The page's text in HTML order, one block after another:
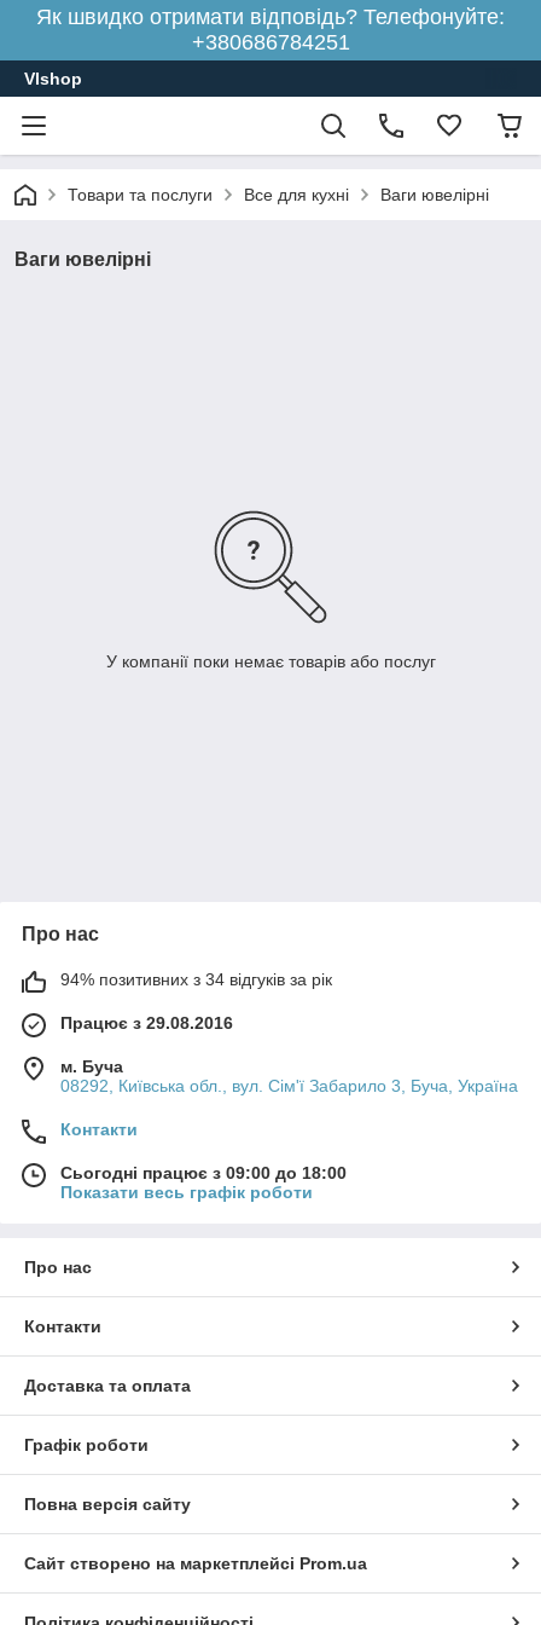
Як швидко отримати відповідь? Телефонуйте:
+380686784251
Vlshop
Товари та послуги Все для кухні Ваги ювелірні
Ваги ювелірні
У компанії поки немає товарів або послуг
Про нас
94% позитивних з 34 відгуків за рік
Працює з 29.08.2016
м. Буча
08292, Київська обл., вул. Сім'ї Забарило 3, Буча, Україна
Контакти
Сьогодні працює з 09:00 до 18:00
Показати весь графік роботи
Про нас
Контакти
Доставка та оплата
Графік роботи
Повна версія сайту
Сайт створено на маркетплейсі Prom.ua